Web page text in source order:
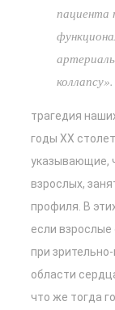
пациента
коллапсу».
трагедия
годы ХХ
указывающие,
взрослых,
профиля. В
если взрослые
при
области
что же тогда